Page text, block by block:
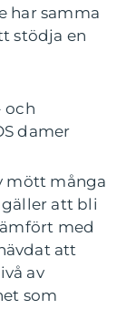
har samma
stödja en
och
damer
mött många
att bli
med
att
av
som